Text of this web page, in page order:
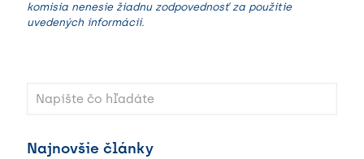
komisia nenesie žiadnu zodpovednosť za použitie
uvedených informácií.
Najnovšie články